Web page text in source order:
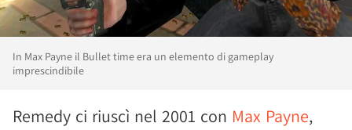
In Max Payne il Bullet time era un elemento di gameplay
imprescindibile
Remedy ci riuscì nel 2001 con Max Payne,